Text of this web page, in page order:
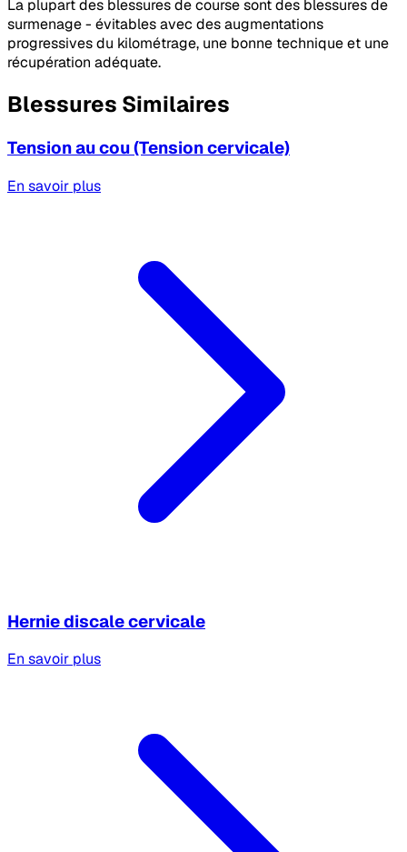
La plupart des blessures de course sont des blessures de
surmenage - évitables avec des augmentations
progressives du kilométrage, une bonne technique et une
récupération adéquate.
Blessures Similaires
Tension au cou (Tension cervicale)
En savoir plus
Hernie discale cervicale
En savoir plus